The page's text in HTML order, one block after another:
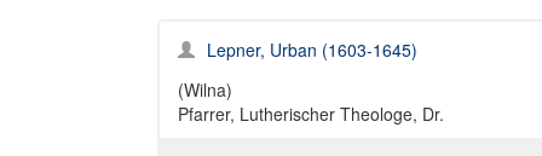
Lepner, Urban (1603-1645)
(Wilna)
Pfarrer, Lutherischer Theologe, Dr.